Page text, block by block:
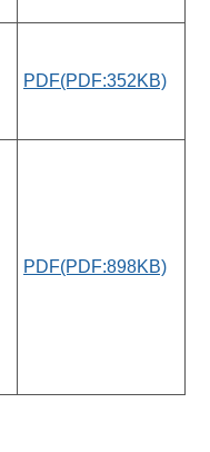
PDF(PDF:352KB)
PDF(PDF:898KB)